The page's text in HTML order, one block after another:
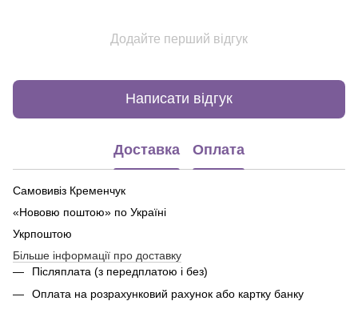
Додайте перший відгук
Написати відгук
Доставка Оплата
Самовивіз Кременчук
«Нововю поштою» по Україні
Укрпоштою
Більше інформації про доставку
Післяплата (з передплатою і без)
Оплата на розрахунковий рахунок або картку банку